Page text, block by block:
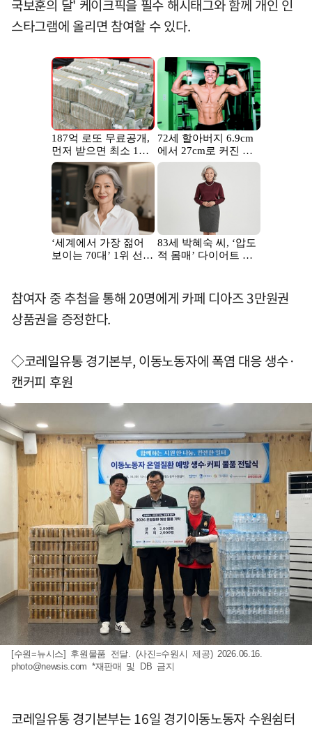
국보훈의 달' 케이크픽을 필수 해시태그와 함께 개인 인
스타그램에 올리면 참여할 수 있다.
참여자 중 추첨을 통해 20명에게 카페 디아즈 3만원권
상품권을 증정한다.
◇코레일유통 경기본부, 이동노동자에 폭염 대응 생수·
캔커피 후원
[수원=뉴시스] 후원물품 전달. (사진=수원시 제공) 2026.06.16.
photo@newsis.com *재판매 및 DB 금지
코레일유통 경기본부는 16일 경기이동노동자 수원쉼터